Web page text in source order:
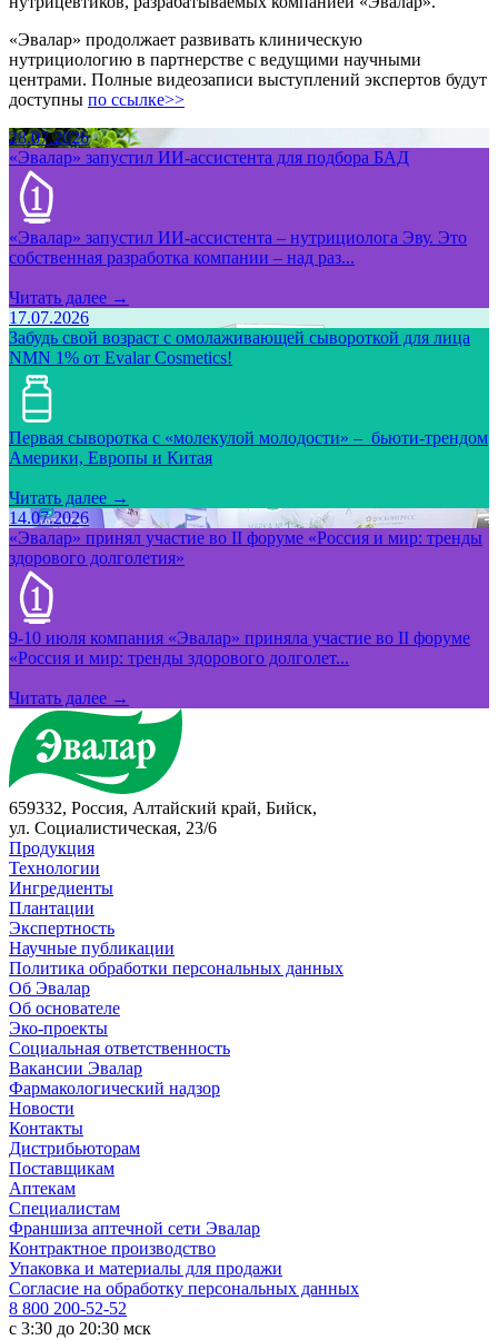
«Эвалар» продолжает развивать клиническую
нутрициологию в партнерстве с ведущими научными
центрами. Полные видеозаписи выступлений экспертов будут
доступны по ссылке>>
28.07.2026
«Эвалар» запустил ИИ-ассистента для подбора БАД
«Эвалар» запустил ИИ-ассистента – нутрициолога Эву. Это
собственная разработка компании – над раз...
Читать далее →
17.07.2026
Забудь свой возраст с омолаживающей сывороткой для лица
NMN 1% от Evalar Cosmetics!
Первая сыворотка с «молекулой молодости» – бьюти-трендом
Америки, Европы и Китая
Читать далее →
14.07.2026
«Эвалар» принял участие во II форуме «Россия и мир: тренды
здорового долголетия»
9-10 июля компания «Эвалар» приняла участие во II форуме
«Россия и мир: тренды здорового долголет...
Читать далее →
659332, Россия, Алтайский край, Бийск,
ул. Социалистическая, 23/6
Продукция
Технологии
Ингредиенты
Плантации
Экспертность
Научные публикации
Политика обработки персональных данных
Об Эвалар
Об основателе
Эко-проекты
Социальная ответственность
Вакансии Эвалар
Фармакологический надзор
Новости
Контакты
Дистрибьюторам
Поставщикам
Аптекам
Специалистам
Франшиза аптечной сети Эвалар
Контрактное производство
Упаковка и материалы для продажи
Согласие на обработку персональных данных
8 800 200-52-52
c 3:30 до 20:30 мск